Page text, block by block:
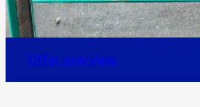
Offer overview